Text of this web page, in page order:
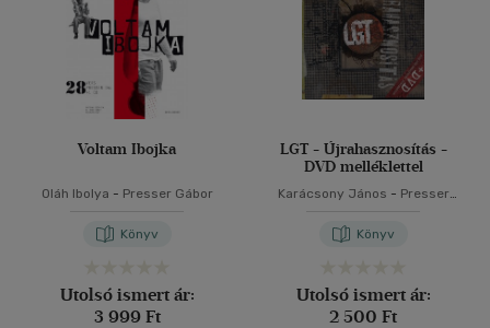
Voltam Ibojka
Oláh Ibolya - Presser Gábor
Könyv
Utolsó ismert ár:
3 999 Ft
LGT - Újrahasznosítás -
DVD melléklettel
Karácsony János - Presser
-Léderer Izsák Pál
Könyv
Utolsó ismert ár:
2 500 Ft